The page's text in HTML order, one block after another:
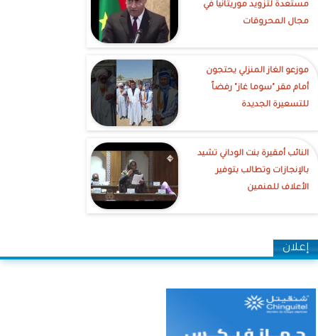
مستعدة لتزويد موريتانيا في
مجال المحروقات
موزعو الغاز المنزلي يحتجون
أمام مقر "سوما غاز" رفضاً
للتسعيرة الجديدة
النائب أمقيرة بنت الوداني تشيد
بالإنجازات وتطالب بتوفير
الأعلاف للمنمين
إعلان